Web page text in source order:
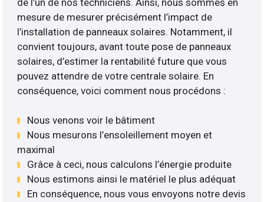
mesure de mesurer précisément l’impact de
l’installation de panneaux solaires. Notamment, il
convient toujours, avant toute pose de panneaux
solaires, d’estimer la rentabilité future que vous
pouvez attendre de votre centrale solaire. En
conséquence, voici comment nous procédons :
Nous venons voir le bâtiment
Nous mesurons l’ensoleillement moyen et
maximal
Grâce à ceci, nous calculons l’énergie produite
Nous estimons ainsi le matériel le plus adéquat
En conséquence, nous vous envoyons notre devis